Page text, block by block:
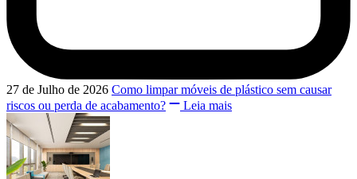
27 de Julho de 2026 Como limpar móveis de plástico sem causar
riscos ou perda de acabamento?
Leia mais